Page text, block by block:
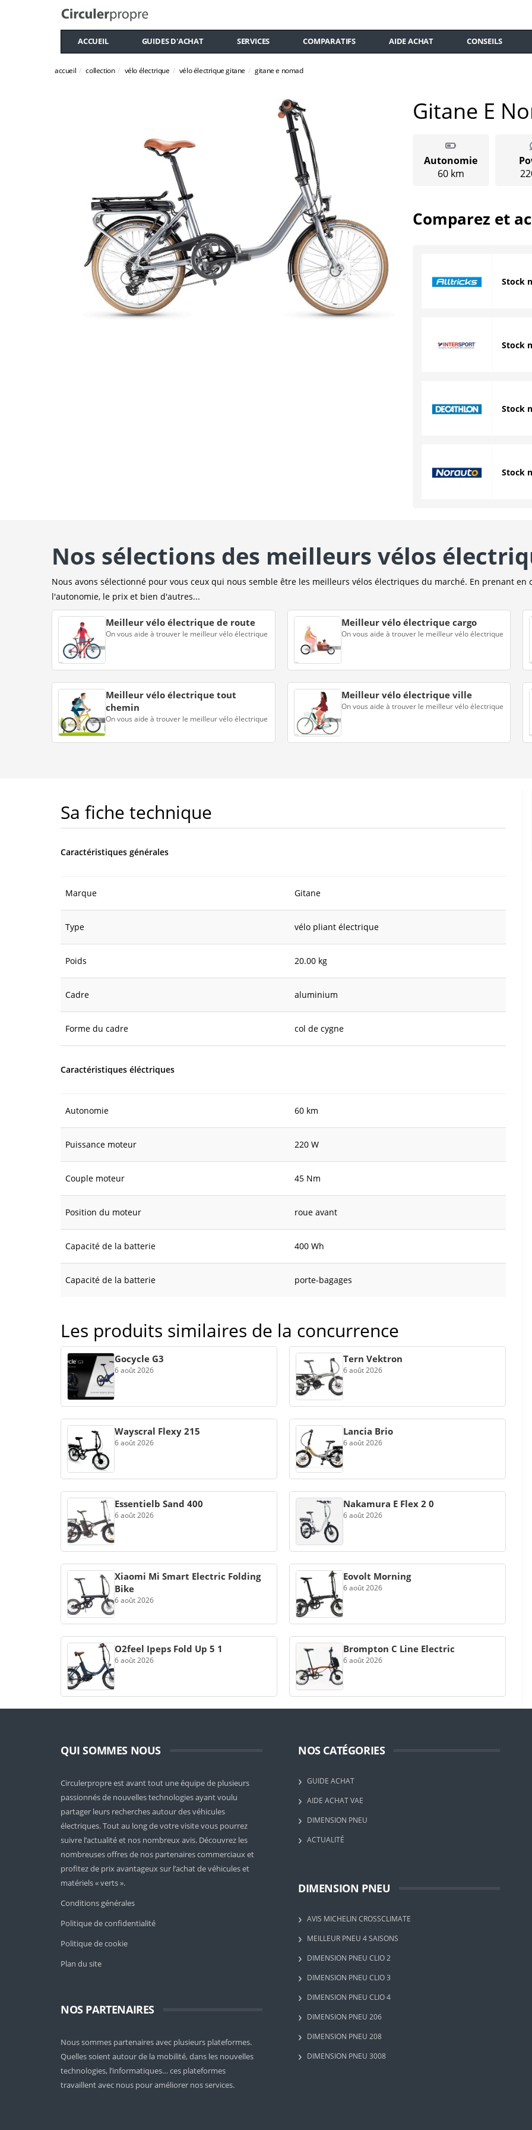
ACCUEIL GUIDES D'ACHAT SERVICES COMPARATIFS AIDE ACHAT CONSEILS
accueil collection vélo électrique vélo électrique gitane gitane e nomad
Gitane E
Autonomie
60 km
Comparez et
Stock
Stock
Stock
Stock
Nos sélections des meilleurs vélos
Nous avons sélectionné pour vous ceux qui nous semble être les meilleurs vélos électriques du marché. En prenant
l'autonomie, le prix et bien d'autres...
Meilleur vélo électrique de route
On vous aide à trouver le meilleur vélo électrique
Meilleur vélo électrique cargo
On vous aide à trouver le meilleur vélo électrique
Meilleur vélo électrique tout
chemin
On vous aide à trouver le meilleur vélo électrique
Meilleur vélo électrique ville
On vous aide à trouver le meilleur vélo électrique
Sa fiche technique
Caractéristiques générales
Marque Gitane
Type vélo pliant électrique
Poids 20.00 kg
Cadre aluminium
Forme du cadre col de cygne
Caractéristiques éléctriques
Autonomie 60 km
Puissance moteur 220 W
Couple moteur 45 Nm
Position du moteur roue avant
Capacité de la batterie 400 Wh
Capacité de la batterie porte-bagages
Les produits similaires de la concurrence
Gocycle G3
6 août 2026
Tern Vektron
6 août 2026
Wayscral Flexy 215
6 août 2026
Lancia Brio
6 août 2026
Essentielb Sand 400
6 août 2026
Nakamura E Flex 2 0
6 août 2026
Xiaomi Mi Smart Electric Folding
Bike
6 août 2026
Eovolt Morning
6 août 2026
O2feel Ipeps Fold Up 5 1
6 août 2026
Brompton C Line Electric
6 août 2026
QUI SOMMES NOUS
Circulerpropre est avant tout une équipe de plusieurs
passionnés de nouvelles technologies ayant voulu
partager leurs recherches autour des véhicules
électriques. Tout au long de votre visite vous pourrez
suivre l’actualité et nos nombreux avis. Découvrez les
nombreuses offres de nos partenaires commerciaux et
profitez de prix avantageux sur l’achat de véhicules et
matériels « verts ».
Conditions générales
Politique de confidentialité
Politique de cookie
Plan du site
NOS PARTENAIRES
Nous sommes partenaires avec plusieurs plateformes.
Quelles soientautour de la mobilité, dans les nouvelles
technologies, l’informatiques… ces plateformes
travaillent avec nous pour améliorer nos services.
NOS CATÉGORIES
GUIDE ACHAT
AIDE ACHAT VAE
DIMENSION PNEU
ACTUALITÉ
DIMENSION PNEU
AVIS MICHELIN CROSSCLIMATE
MEILLEUR PNEU 4 SAISONS
DIMENSION PNEU CLIO 2
DIMENSION PNEU CLIO 3
DIMENSION PNEU CLIO 4
DIMENSION PNEU 206
DIMENSION PNEU 208
DIMENSION PNEU 3008